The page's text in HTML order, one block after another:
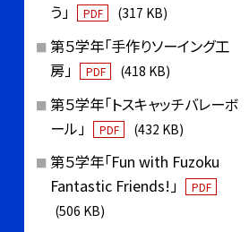
う」
PDF (317 KB)
第５学年「手作りソーイング工
房」
PDF (418 KB)
第５学年「トスキャッチバレーボ
ール」
PDF (432 KB)
第５学年「Fun with Fuzoku
Fantastic Friends!」
PDF
(506 KB)